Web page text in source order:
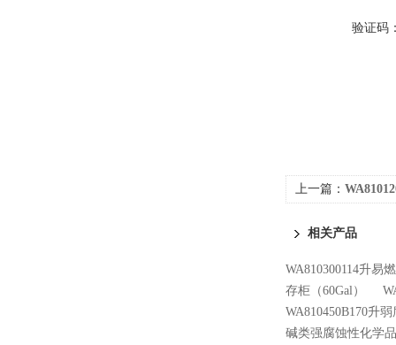
验证码
上一篇：
相关产品
WA810300114升易
存柜（60Gal）
WA810450B170升
碱类强腐蚀性化学